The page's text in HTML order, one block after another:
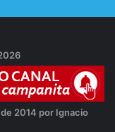
2014 por Ignacio